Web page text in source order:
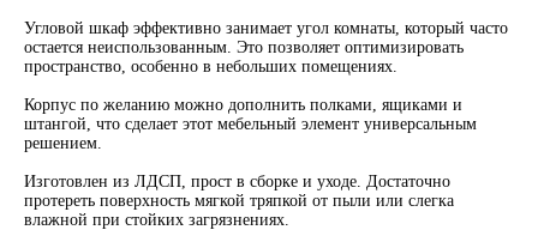
Угловой шкаф эффективно занимает угол комнаты, который часто
остается неиспользованным. Это позволяет оптимизировать
пространство, особенно в небольших помещениях.
Корпус по желанию можно дополнить полками, ящиками и
штангой, что сделает этот мебельный элемент универсальным
решением.
Изготовлен из ЛДСП, прост в сборке и уходе. Достаточно
протереть поверхность мягкой тряпкой от пыли или слегка
влажной при стойких загрязнениях.